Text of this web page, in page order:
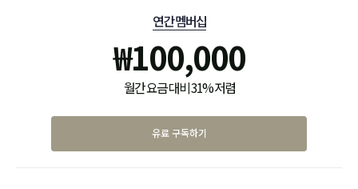
연간 멤버십
₩100,000
월간 요금 대비 31% 저렴
유료 구독하기